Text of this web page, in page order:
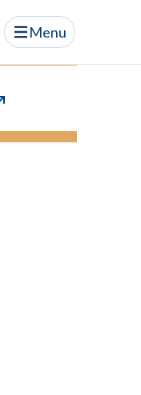
Menu